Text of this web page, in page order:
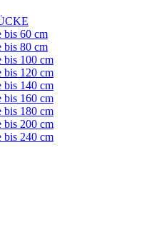
bis 60 cm
bis 80 cm
bis 100 cm
bis 120 cm
bis 140 cm
bis 160 cm
bis 180 cm
bis 200 cm
bis 240 cm